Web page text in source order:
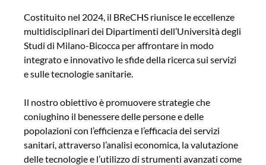
Costituito nel 2024, il BReCHS riunisce le eccellenze
multidisciplinari dei Dipartimenti dell’Università degli
Studi di Milano-Bicocca per affrontare in modo
integrato e innovativo le sfide della ricerca sui servizi
e sulle tecnologie sanitarie.
Il nostro obiettivo è promuovere strategie che
coniughino il benessere delle persone e delle
popolazioni con l’efficienza e l’efficacia dei servizi
sanitari, attraverso l’analisi economica, la valutazione
delle tecnologie e l’utilizzo di strumenti avanzati come